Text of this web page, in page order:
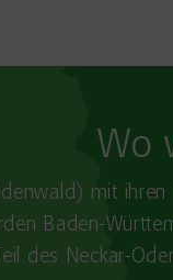
Wo
mit ihren
Baden-​
des Neckar-